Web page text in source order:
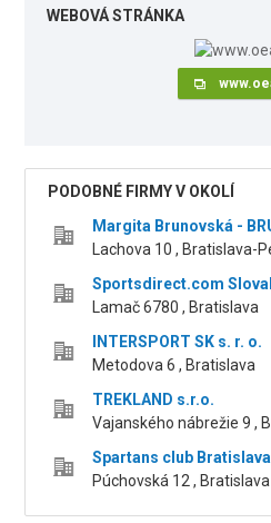
WEBOVÁ STRÁNKA
PODOBNÉ FIRMY V OKOLÍ
Margita Brunovská -
Lachova 10 , Bratislava-
Sportsdirect.com
Lamač 6780 , Bratislava
INTERSPORT SK s. r. o.
Metodova 6 , Bratislava
TREKLAND s.r.o.
Vajanského nábrežie 9 ,
Spartans club
Púchovská 12 , Bratislava